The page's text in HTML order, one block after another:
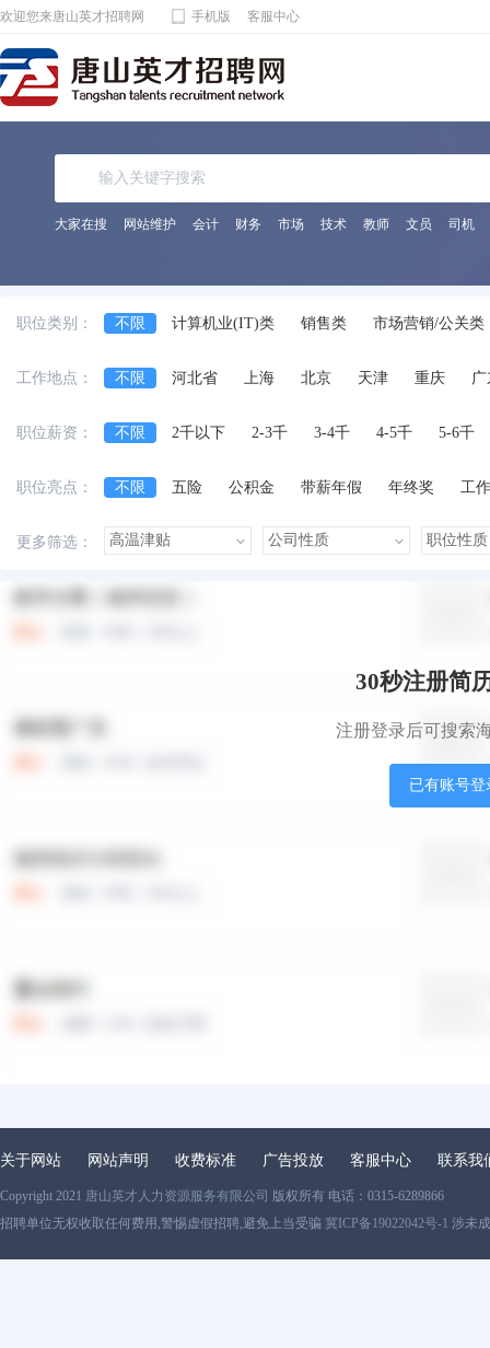
欢迎您来唐山英才招聘网 手机版 客服中心
大家在搜 网站维护 会计 财务 市场 技术 教师 文员 司机
职位类别： 不限 计算机业(IT)类 销售类
市场营销/公关类
化工/制药类
能源动力类
宾馆饭店/餐饮旅游类
法律专业人员类
影视/摄影专业类
编辑/发行类
工作地点： 不限 河北省 上海 北京 天津 重庆
台湾省
香港
职位薪资： 不限 2千以下 2-3千 3-4千 4-5千 5-6千
职位亮点： 不限 五险 公积金 带薪年假 年终奖
工
更多筛选：
本站职位 盟站职位
30秒注册简
注册登录后可搜索
已有账号登
关于网站 网站声明 收费标准 广告投放 客服中心 联系我
Copyright 2021 唐山英才人力资源服务有限公司 版权所有 电话：0315-6289866
招聘单位无权收取任何费用,警惕虚假招聘,避免上当受骗 冀ICP备19022042号-1 涉未